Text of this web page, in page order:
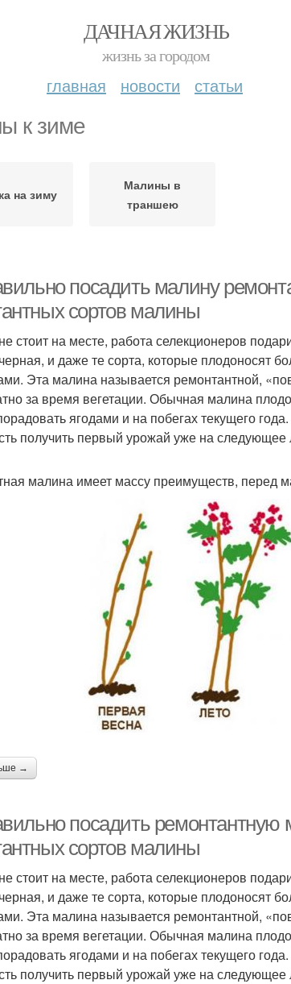
ДАЧНАЯ ЖИЗНЬ
жизнь за городом
главная новости статьи
к зиме
на зиму
Малины в
траншею
посадить малину
сортов малины
стоит на месте, работа селекционеров
и даже те сорта, которые плодоносят
Эта малина называется ремонтантной,
за время вегетации. Обычная малина
ягодами и на побегах текущего
получить первый урожай уже на следующее
малина имеет массу преимуществ, перед
→
посадить
сортов малины
стоит на месте, работа селекционеров
и даже те сорта, которые плодоносят
Эта малина называется ремонтантной,
за время вегетации. Обычная малина
ягодами и на побегах текущего
получить первый урожай уже на следующее